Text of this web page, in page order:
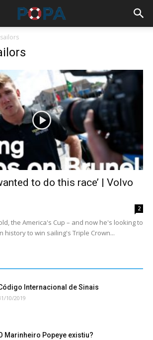
to do this race’ | Volvo
2
the America's Cup – and now he's looking to
history to win sailing's Triple Crown...
Internacional de Sinais
10/2019
Marinheiro Popeye existiu?